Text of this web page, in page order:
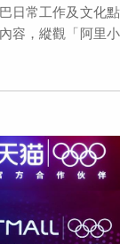
日常工作及文化
容，縱觀「阿里